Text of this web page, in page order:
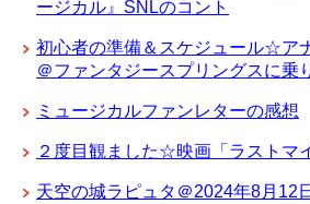
ージカル』SNLのコント
初心者の準備＆スケジュール☆ア
＠ファンタジースプリングスに乗
ミュージカルファンレターの感想
２度目観ました☆映画「ラストマ
天空の城ラピュタ＠2024年8月12